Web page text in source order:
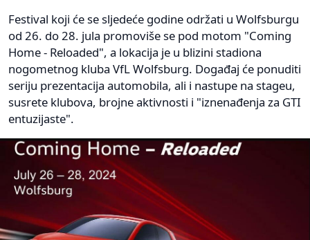
Festival koji će se sljedeće godine održati u Wolfsburgu
od 26. do 28. jula promoviše se pod motom "Coming
Home - Reloaded", a lokacija je u blizini stadiona
nogometnog kluba VfL Wolfsburg. Događaj će ponuditi
seriju prezentacija automobila, ali i nastupe na stageu,
susrete klubova, brojne aktivnosti i "iznenađenja za GTI
entuzijaste".